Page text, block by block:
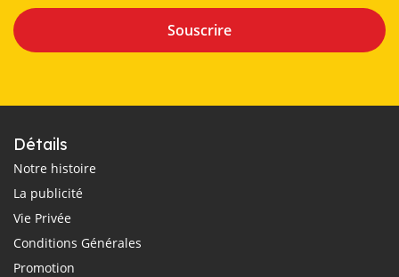
Souscrire
Détails
Notre histoire
La publicité
Vie Privée
Conditions Générales
Promotion